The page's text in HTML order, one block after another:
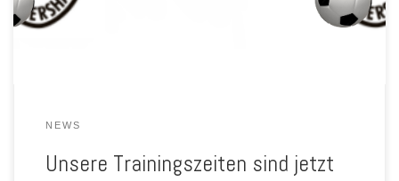
NEWS
Unsere Trainingszeiten sind jetzt